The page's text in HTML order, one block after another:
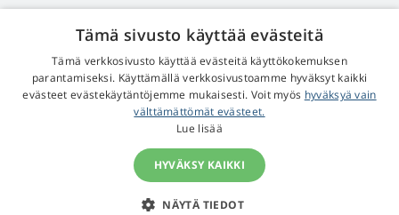
4,9tähteä
545 arvostelua Google
© 2009 - 2026 Projektorit-Lamput.fi
Tämä sivusto käyttää evästeitä
Tämä verkkosivusto käyttää evästeitä käyttökokemuksen
parantamiseksi. Käyttämällä verkkosivustoamme hyväksyt kaikki
evästeet evästekäytäntöjemme mukaisesti. Voit myös hyväksyä vain
välttämättömät evästeet.
Lue lisää
HYVÄKSY KAIKKI
NÄYTÄ TIEDOT